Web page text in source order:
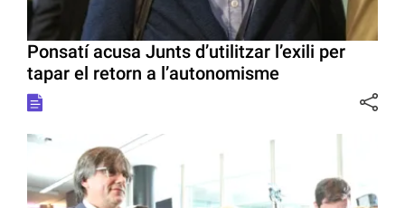
Ponsatí acusa Junts d’utilitzar l’exili per
tapar el retorn a l’autonomisme